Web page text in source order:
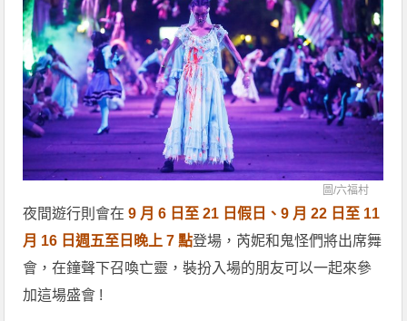
圖/六福村
夜間遊行則會在 9 月 6 日至 21 日假日、9 月 22 日至 11
月 16 日週五至日晚上 7 點登場，芮妮和鬼怪們將出席舞
會，在鐘聲下召喚亡靈，裝扮入場的朋友可以一起來參
加這場盛會 !